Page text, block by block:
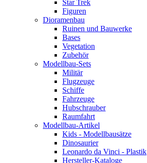
Star Trek
Figuren
Dioramenbau
Ruinen und Bauwerke
Bases
Vegetation
Zubehör
Modellbau-Sets
Militär
Flugzeuge
Schiffe
Fahrzeuge
Hubschrauber
Raumfahrt
Modellbau-Artikel
Kids - Modellbausätze
Dinosaurier
Leonardo da Vinci - Plastik
Hersteller-Kataloge